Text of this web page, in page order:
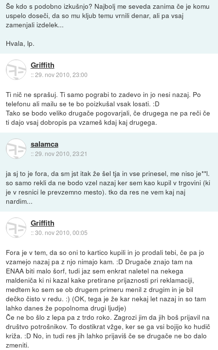
Še kdo s podobno izkušnjo? Najbolj me seveda zanima če je komu
uspelo doseči, da so mu kljub temu vrnili denar, ali pa vsaj
zamenjali izdelek...
Hvala, lp.
Griffith
::29. nov 2010, 23:00
Ti nič ne sprašuj. Ti samo pograbi to zadevo in jo nesi nazaj. Po
telefonu ali mailu se te bo poizkušal vsak losati. :D
Tako se bodo veliko drugače pogovarjali, če drugega ne pa reči če
ti dajo vsaj dobropis pa vzameš kdaj kaj drugega.
salamca
::29. nov 2010, 23:21
ja sj to je fora, da sm jst itak že šel tja in vse prinesel, me niso je**l.
so samo rekli da ne bodo vzel nazaj ker sem kao kupil v trgovini (ki
je v resnici le prevzemno mesto). tko da res ne vem kaj naj
nardim...
Griffith
::30. nov 2010, 00:05
Fora je v tem, da so oni to kartico kupili in jo prodali tebi, če pa jo
vzamejo nazaj pa z njo nimajo kam. :D Drugače znajo tam na
ENAA biti malo šorf, tudi jaz sem enkrat naletel na nekega
maldeniča ki ni kazal kake pretirane prijaznosti pri reklamaciji,
medtem ko sem se ob drugem primeru menil z drugim in je bil
dečko čisto v redu. :) (OK, tega je že kar nekaj let nazaj in so tam
lahko danes že popolnoma drugi ljudje)
Če ne bo šlo z lepa pa z trdo roko. Zagrozi jim da jih boš prijavil na
društvo potrošnikov. To dostikrat vžge, ker se ga vsi bojijo ko hudič
križa. :D No, in tudi res jih lahko prijaviš če se drugače ne bo dalo
zmeniti.